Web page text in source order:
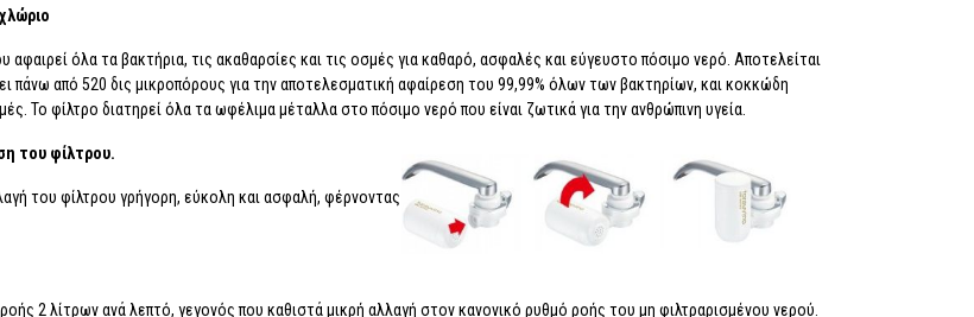
όλα τα βακτήρια, τις ακαθαρσίες και τις οσμές για καθαρό, ασφαλές και εύγευστο πόσιμο νερό. Αποτελείται
πάνω από 520 δις μικροπόρους για την αποτελεσματική αφαίρεση του 99,99% όλων των βακτηρίων, και κοκκώδη
Το φίλτρο διατηρεί όλα τα ωφέλιμα μέταλλα στο πόσιμο νερό που είναι ζωτικά για την ανθρώπινη υγεία.
του φίλτρου.
του φίλτρου γρήγορη, εύκολη και ασφαλή, φέρνοντας
2 λίτρων ανά λεπτό, γεγονός που καθιστά μικρή αλλαγή στον κανονικό ρυθμό ροής του μη φιλτραρισμένου νερού.